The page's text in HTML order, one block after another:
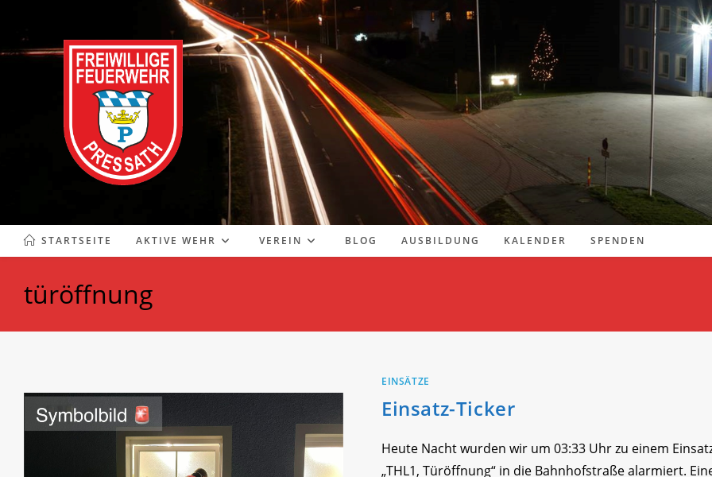
springen
STARTSEITE AKTIVE WEHR VEREIN BLOG AUSBILDUNG KALENDER SPENDEN
türöffnung
EINSÄTZE
Einsatz-Ticker
Heute Nacht wurden wir um 03:33 Uhr zu einem
„THL1, Türöffnung“ in die Bahnhofstraße alarmiert.